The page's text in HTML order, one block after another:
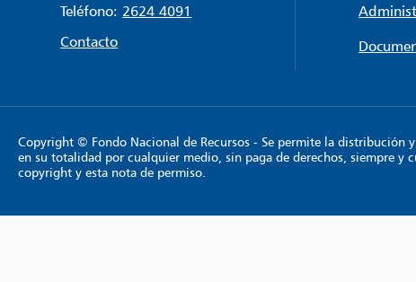
Teléfono: 2624 4091
Contacto
Copyright © Fondo Nacional de Recursos - Se permite la distribución
en su totalidad por cualquier medio, sin paga de derechos, siempre y
copyright y esta nota de permiso.